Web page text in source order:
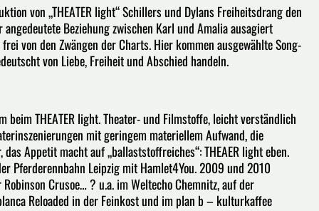
von „THEATER light“ Schillers und Dylans Freiheitsdrang den
Beziehung zwischen Karl und Amalia ausagiert
von den Zwängen der Charts. Hier kommen ausgewählte Song-
von Liebe, Freiheit und Abschied handeln.
THEATER light. Theater- und Filmstoffe, leicht verständlich
mit geringem materiellem Aufwand, die
Appetit macht auf „ballaststoffreiches“: THEAER light eben.
Pferderennbahn Leipzig mit Hamlet4You. 2009 und 2010
Crusoe… ? u.a. im Weltecho Chemnitz, auf der
Reloaded in der Feinkost und im plan b – kulturkaffee